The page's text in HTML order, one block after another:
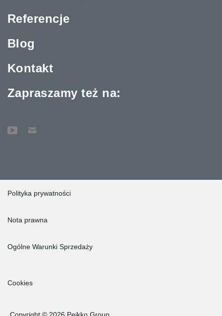
Referencje
Blog
Kontakt
Zapraszamy też na:
Polityka prywatności
Nota prawna
Ogólne Warunki Sprzedaży
Cookies
Copyright © 2026 Peikko Group